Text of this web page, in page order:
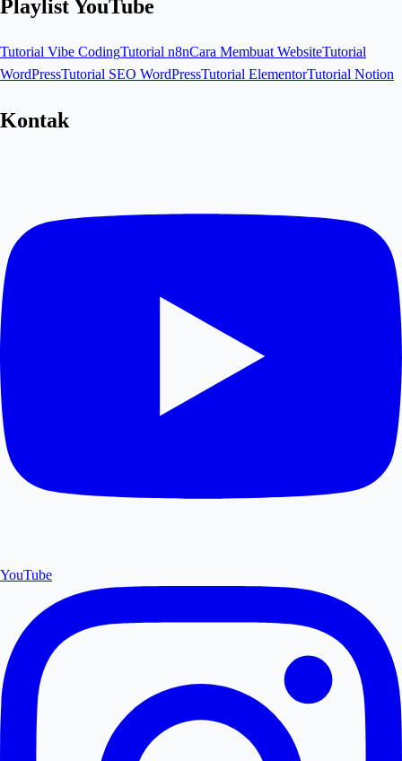
Playlist YouTube
Tutorial Vibe CodingTutorial n8nCara Membuat WebsiteTutorial
WordPressTutorial SEO WordPressTutorial ElementorTutorial Notion
Kontak
YouTube